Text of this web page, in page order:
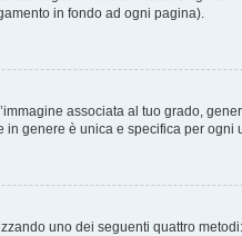
in fondo ad ogni pagina).
associata al tuo grado,
in genere è unica e specifica per ogni
uno dei seguenti quattro